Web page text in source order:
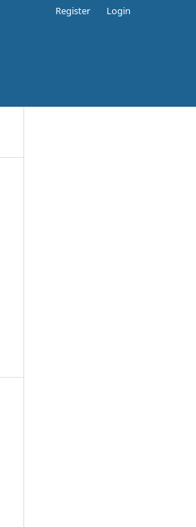
Register Login